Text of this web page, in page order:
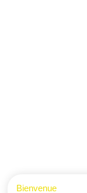
Bienvenue